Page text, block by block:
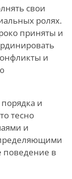
свои
ролях.
приняты и
и
и
тесно
и
поведение в